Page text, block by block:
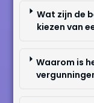
Wat zijn de
kiezen van
Waarom is